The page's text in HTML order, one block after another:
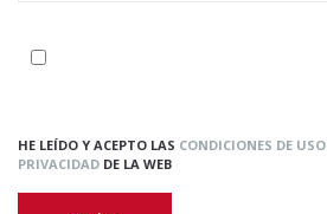
HE LEÍDO Y ACEPTO LAS CONDICIONES DE USO
PRIVACIDAD DE LA WEB